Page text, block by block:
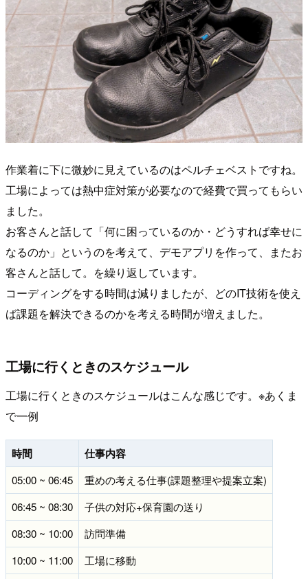
作業着に下に微妙に見えているのはペルチェベストですね。
工場によっては熱中症対策が必要なので経費で買ってもらい
ました。
お客さんと話して「何に困っているのか・どうすれば幸せに
なるのか」というのを考えて、デモアプリを作って、またお
客さんと話して。を繰り返しています。
コーディングをする時間は減りましたが、どのIT技術を使え
ば課題を解決できるのかを考える時間が増えました。
工場に行くときのスケジュール
工場に行くときのスケジュールはこんな感じです。※あくま
で一例
時間 仕事内容
05:00 ~ 06:45
重めの考える仕事(課題整理や提案立案)
06:45 ~ 08:30
子供の対応+保育園の送り
08:30 ~ 10:00
訪問準備
10:00 ~ 11:00
工場に移動